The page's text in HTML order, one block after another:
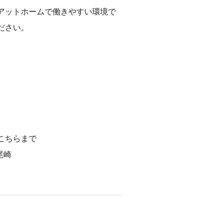
ットホームで働きやすい環境で
い。
ちらまで